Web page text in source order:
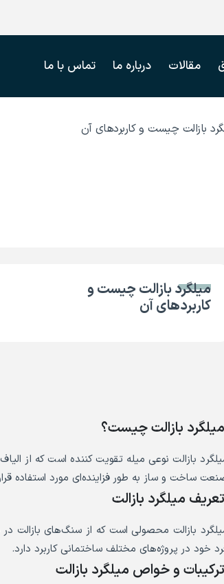
مقالات درباره ما تماس با ما
بازالت چیست و کاربردهای آن
میلگرد بازالت چیست و
کاربردهای آن
میلگرد بازالت چیست؟
بازالت نوعی میله تقویت کننده است که از
ساخت و ساز به طور فزاینده‌ای مورد استفاده
تعریف میلگرد بازالت
بازالت محصولی است که از سنگ‌های بازالت
خود در پروژه‌های مختلف ساختمانی کاربرد دارد.
ترکیبات و خواص میلگرد بازالت